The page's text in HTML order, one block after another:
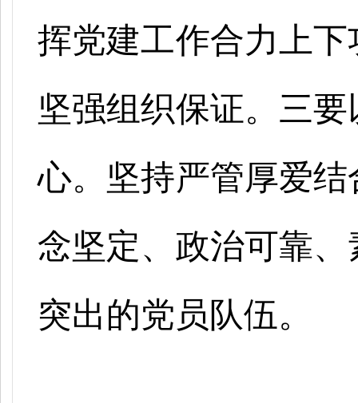
挥党建工作合力上
坚强组织保证。三
心。坚持严管厚爱
念坚定、政治可靠
突出的党员队伍。